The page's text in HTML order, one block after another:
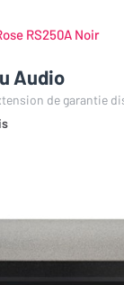
RS250A Noir
Audio
de garantie